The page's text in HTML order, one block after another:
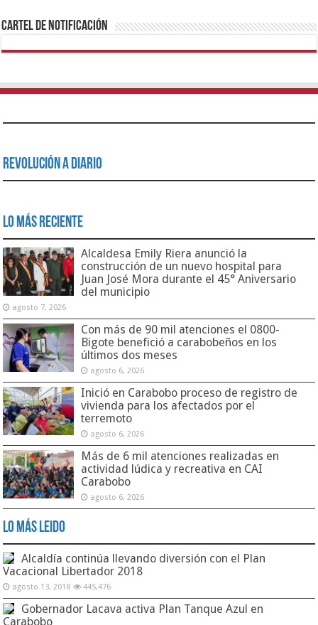
Cartel de Notificación
Revolución a Diario
Lo Más Reciente
Alcaldesa Emily Riera anunció la
construcción de un nuevo hospital para
Juan José Mora durante el 45° Aniversario
del municipio
agosto 7, 2026
Con más de 90 mil atenciones el 0800-
Bigote benefició a carabobeños en los
últimos dos meses
agosto 6, 2026
Inició en Carabobo proceso de registro de
vivienda para los afectados por el
terremoto
agosto 6, 2026
Más de 6 mil atenciones realizadas en
actividad lúdica y recreativa en CAI
Carabobo
agosto 6, 2026
Lo Más Leido
Alcaldía continúa llevando diversión con el Plan
Vacacional Libertador 2018
agosto 13, 2018 445,476
Gobernador Lacava activa Plan Tanque Azul en
Carabobo